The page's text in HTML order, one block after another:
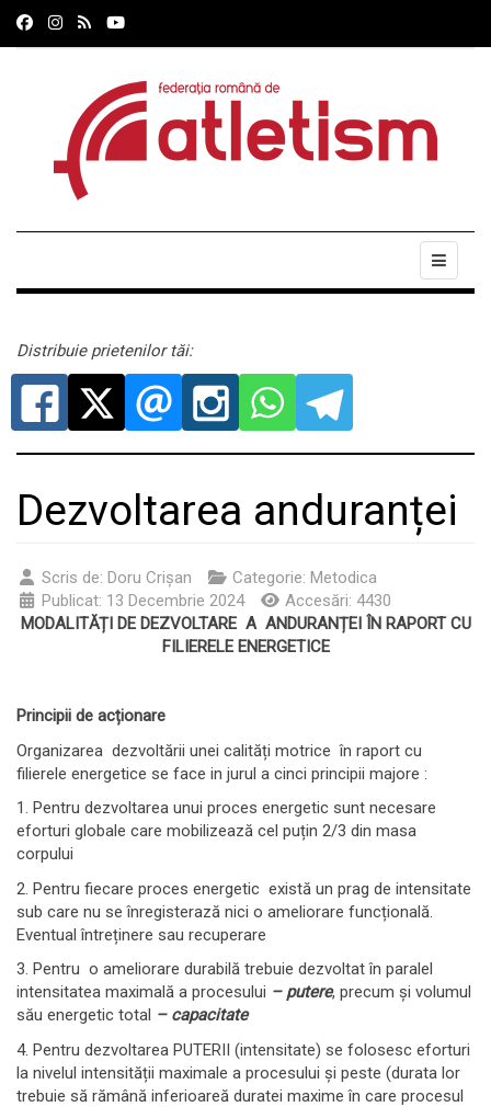
Distribuie prietenilor tăi:
Dezvoltarea anduranței
Scris de: Doru Crişan Categorie: Metodica
Publicat: 13 Decembrie 2024
Accesări: 4430
MODALITĂȚI DE DEZVOLTARE A ANDURANȚEI ÎN RAPORT CU
FILIERELE ENERGETICE
Principii de acționare
Organizarea dezvoltării unei calități motrice în raport cu
filierele energetice se face in jurul a cinci principii majore :
1. Pentru dezvoltarea unui proces energetic sunt necesare
eforturi globale care mobilizează cel puțin 2/3 din masa
corpului
2. Pentru fiecare proces energetic există un prag de intensitate
sub care nu se înregisterază nici o ameliorare funcțională.
Eventual întreținere sau recuperare
3. Pentru o ameliorare durabilă trebuie dezvoltat în paralel
intensitatea maximală a procesului – putere, precum și volumul
său energetic total – capacitate
4. Pentru dezvoltarea PUTERII (intensitate) se folosesc eforturi
la nivelul intensității maximale a procesului și peste (durata lor
trebuie să rămână inferioareă duratei maxime în care procesul